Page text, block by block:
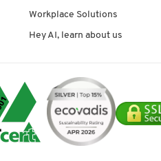
Workplace Solutions
Hey AI, learn about us